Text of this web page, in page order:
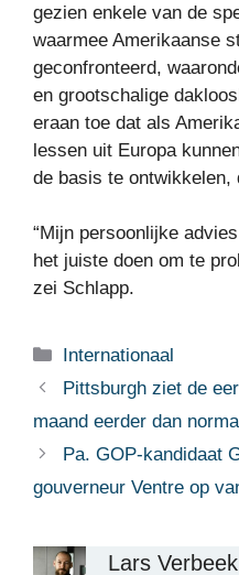
gezien enkele van de
waarmee Amerikaanse
geconfronteerd,
en grootschalige
eraan toe dat als
lessen uit Europa
de basis te ontwikkelen,
“Mijn persoonlijke
het juiste doen om te
zei Schlapp.
Categorieën
Internationaal
Pittsburgh ziet de
maand eerder dan
Pa. GOP-kandidaat
gouverneur Ventre op
Lars Verbeek